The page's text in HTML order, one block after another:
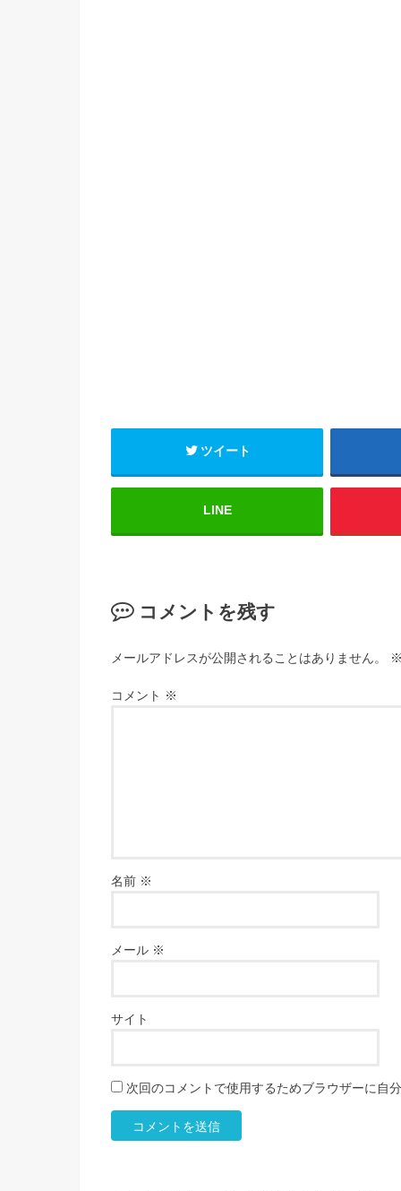
ツイート
LINE
コメントを残す
メールアドレスが公開されることはありません。
コメント ※
名前 ※
メール ※
サイト
次回のコメントで使用するためブラウザーに自